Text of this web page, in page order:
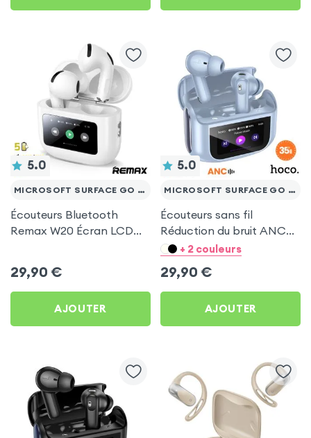
5.0
MICROSOFT SURFACE GO 10.1
Écouteurs Bluetooth
Remax W20 Écran LCD
29,90 €
AJOUTER
5.0
MICROSOFT SURFACE GO 10.1
Écouteurs sans fil
Réduction du bruit ANC
ENC - Hoco Bleu pour
+ 2 couleurs
29,90 €
AJOUTER